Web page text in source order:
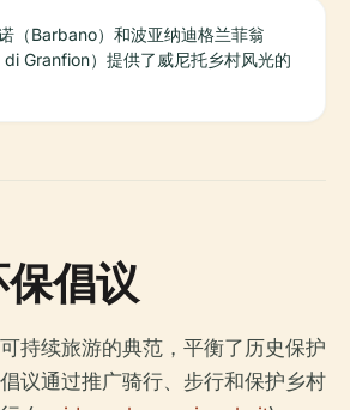
（Barbano）和波亚纳迪格兰菲翁
di Granfion）提供了威尼托乡村风光的
倡议
持续旅游的典范，平衡了历史保护
议通过推广骑行、步行和保护乡村